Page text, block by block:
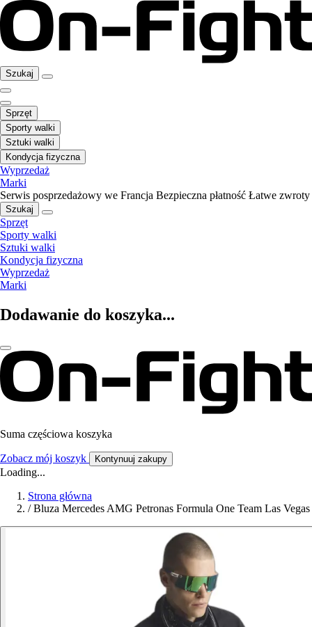
Szukaj
Sprzęt
Sporty walki
Sztuki walki
Kondycja fizyczna
Wyprzedaż
Marki
Serwis posprzedażowy we Francja Bezpieczna płatność Łatwe zwroty
Szukaj
Sprzęt
Sporty walki
Sztuki walki
Kondycja fizyczna
Wyprzedaż
Marki
Dodawanie do koszyka...
Suma częściowa koszyka
Zobacz mój koszyk Kontynuuj zakupy
Loading...
Strona główna
/ Bluza Mercedes AMG Petronas Formula One Team Las Vegas